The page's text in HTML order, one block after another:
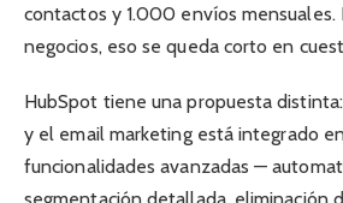
contactos y 1.000 envíos mensuales.
negocios, eso se queda corto en
HubSpot tiene una propuesta
y el email marketing está integrado
funcionalidades avanzadas —